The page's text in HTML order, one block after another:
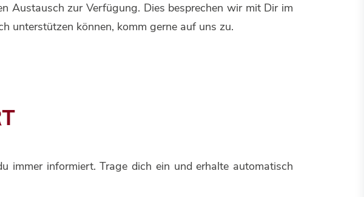
Austausch zur Verfügung. Dies besprechen wir mit Dir im
unterstützen können, komm gerne auf uns zu.
immer informiert. Trage dich ein und erhalte automatisch